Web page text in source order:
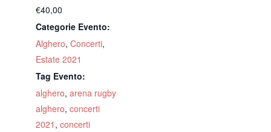
€40,00
Categorie Evento:
Alghero, Concerti,
Estate 2021
Tag Evento:
alghero, arena rugby
alghero, concerti
2021 , concerti